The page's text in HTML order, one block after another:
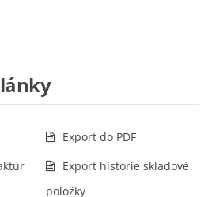
Export do PDF
Export historie skladové
položky